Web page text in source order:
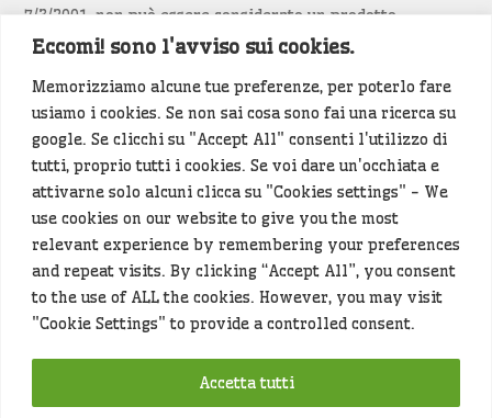
Eccomi! sono l'avviso sui cookies.
Memorizziamo alcune tue preferenze, per poterlo fare
usiamo i cookies. Se non sai cosa sono fai una ricerca su
google. Se clicchi su "Accept All" consenti l'utilizzo di
tutti, proprio tutti i cookies. Se voi dare un'occhiata e
attivarne solo alcuni clicca su "Cookies settings" - We
use cookies on our website to give you the most
relevant experience by remembering your preferences
and repeat visits. By clicking “Accept All”, you consent
to the use of ALL the cookies. However, you may visit
"Cookie Settings" to provide a controlled consent.
Accetta tutti
7/3/2001, non può essere considerato un prodotto
editoriale.
Siamo attenti a non violare copyright e diritti
d’immagine. Se un contenuto è di tua proprietà e vuoi
richiederne la rimozionediccelo(<- clicca per inviarci un
messaggio).
Alcuni articoli sono generati in bozza rielaborando, con
l'intelligenza artificiale generativa, contenuti
provenienti da fonti istituzionali e altri siti di interesse
locale. Prima della pubblicazioni l'articolo viene
controllato dalla redazione.
Hey che fine fanno i miei dati (privacy policy)